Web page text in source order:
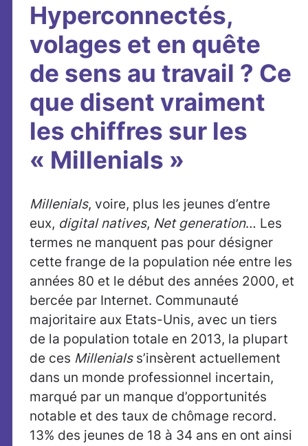
Hyperconnectés,
volages et en quête
de sens au travail ? Ce
que disent vraiment
les chiffres sur les
« Millenials »
Millenials, voire, plus les jeunes d’entre
eux, digital natives, Net generation… Les
termes ne manquent pas pour désigner
cette frange de la population née entre les
années 80 et le début des années 2000, et
bercée par Internet. Communauté
majoritaire aux Etats-Unis, avec un tiers
de la population totale en 2013, la plupart
de ces Millenialss’insèrent actuellement
dans un monde professionnel incertain,
marqué par un manque d’opportunités
notable et des taux de chômage record.
13% des jeunes de 18 à 34 ans en ont ainsi